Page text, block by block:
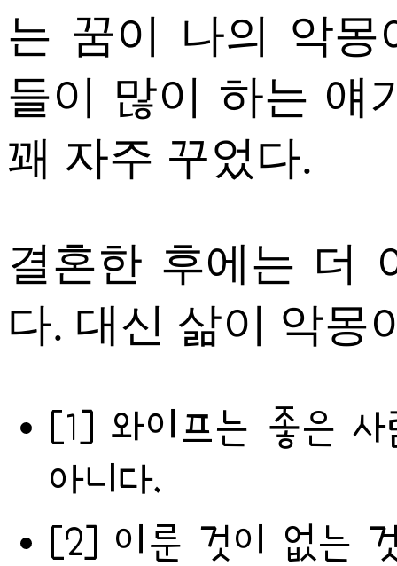
는 꿈이 나의 악몽
들이 많이 하는 얘
꽤 자주 꾸었다.
결혼한 후에는 더
다. 대신 삶이 악몽
[1] 와이프는 좋은
아니다.
[2] 이룬 것이 없는